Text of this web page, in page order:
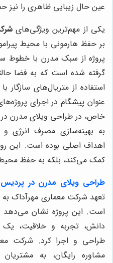
عین حال زیبایی ظاهری را نیز
یکی از مهم‌ترین ویژگی‌های
بر حفظ هارمونی با محیط
پروژه از سبک مدرن با خطوط
گرفته شده است که به فضا
استفاده از متریال‌های
عنوان پیشگام در اجرای
به بهینه‌سازی مصرف انرژی
اهداف اصلی بوده است. این
کمک می‌کند، بلکه به حفظ
طراحی ویلای مدرن در پردیس با
تعهد شرکت معماری مهرآداک به
است. این پروژه نشان می‌دهد
دانش، تجربه و خلاقیت، یک
طراحی و اجرا کرد. شرکت
مشاوره رایگان، به